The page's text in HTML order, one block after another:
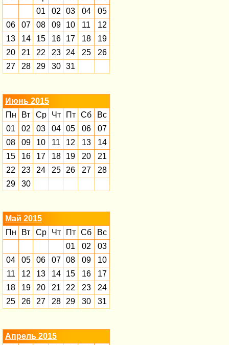
01
02 03 04
05
06
07 08 09 10 11
12
13
14 15 16 17 18
19
20
21 22 23 24 25
26
27
28 29 30 31
Июнь 2015
Пн
Вт Ср Чт Пт Сб
Вс
01
02 03 04 05 06
07
08
09 10 11 12 13
14
15
16 17 18 19 20
21
22
23 24 25 26 27
28
29
30
Май 2015
Пн
Вт Ср Чт Пт Сб
Вс
01
02
03
04
05 06 07 08 09
10
11
12 13 14 15 16
17
18
19 20 21 22 23
24
25
26 27 28 29 30 31
Апрель 2015